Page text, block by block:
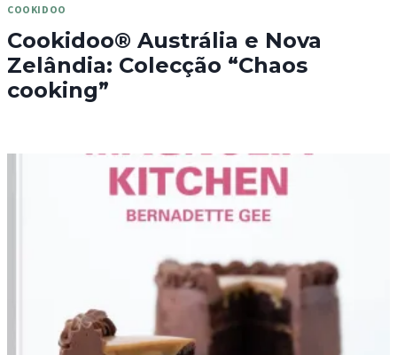
COOKIDOO
Cookidoo® Austrália e Nova
Zelândia: Colecção “Chaos
cooking”